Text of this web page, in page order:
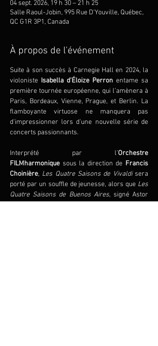
04 sept. 2026, 19 h 30 – 21 h 25
Salle Raoul-Jobin, 995 Rue D'Youville, Québec,
QC G1R 3P1, Canada
À propos de l'événement
Suite à son succès à Carnegie Hall en 2024, la
violoniste Isabella d’Éloize Perron entame sa
première tournée européenne, qui l’amènera à
Paris, Bordeaux, Vienne, Prague, et Berlin. La
flamboyante virtuose ne manquera pas
d'impressionner lors d'une nouvelle série de
concerts passionnants.
Interprété par l’Orchestre
FILMharmonique sous la direction de Francis
Choinière, Les Quatre Saisons de Vivaldi sera
porté par un souffle de jeunesse, alors que Les
Quatre Saisons de Buenos Aires, signé Astor